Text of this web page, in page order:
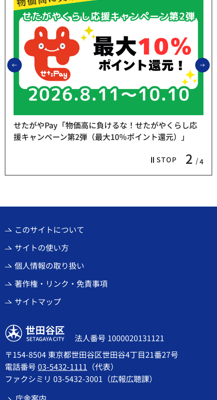
前のスライドを表示
STOP 2 4
せたがやPay「物価高に負けるな！せたがやくらし応
援キャンペーン第2弾（最大10％ポイント還元）」
このサイトについて
サイトの使い方
個人情報の取り扱い
著作権・リンク・免責事項
サイトマップ
世田谷区
法人番号 1000020131121
〒154-8504 東京都世田谷区世田谷4丁目21番27号
電話番号03-5432-1111 （代表）
ファクシミリ 03-5432-3001（広報広聴課）